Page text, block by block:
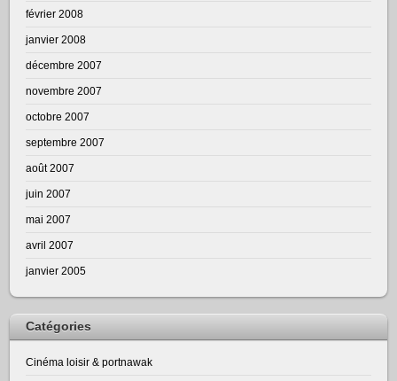
février 2008
janvier 2008
décembre 2007
novembre 2007
octobre 2007
septembre 2007
août 2007
juin 2007
mai 2007
avril 2007
janvier 2005
Catégories
Cinéma loisir & portnawak